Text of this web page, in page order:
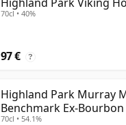
70cl • 40%
97 € ?
Highland Park Murray
Benchmark Ex-Bourbon
70cl • 54.1%